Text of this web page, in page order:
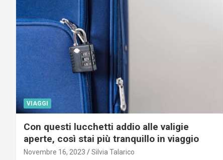
VIAGGI
Con questi lucchetti addio alle valigie
aperte, così stai più tranquillo in viaggio
Novembre 16, 2023 Silvia Talarico